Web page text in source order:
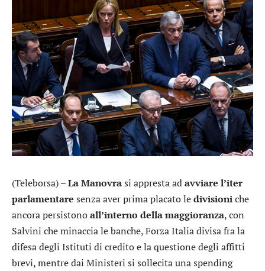
(Teleborsa) –La Manovrasi appresta adavviare l’iter
parlamentare senza aver prima placato ledivisioniche
ancora persistonoall’interno della maggioranza, con
Salvini che minaccia le banche, Forza Italia divisa fra la
difesa degli Istituti di credito e la questione degli affitti
brevi, mentre dai Ministeri si sollecita una spending